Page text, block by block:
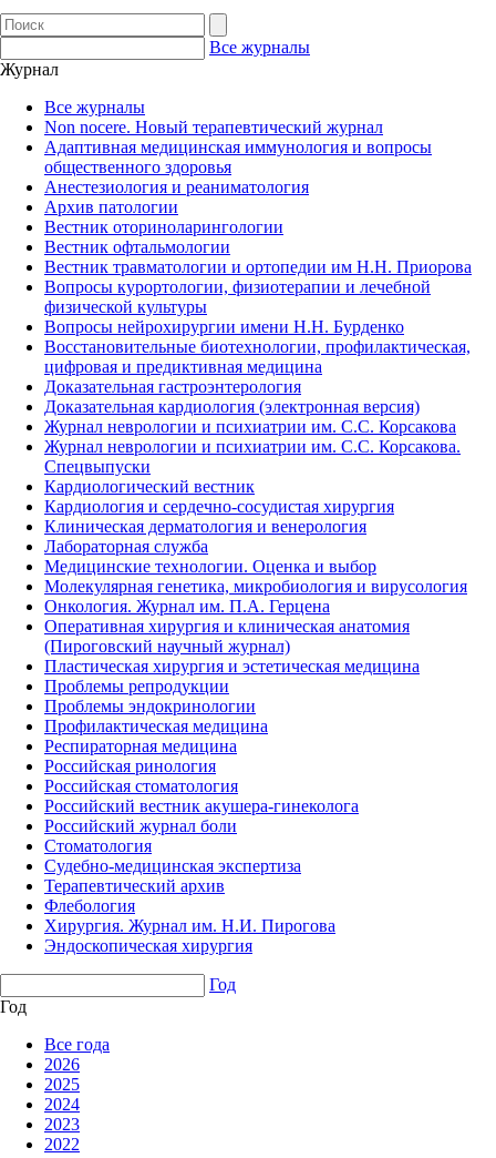
Все журналы
Журнал
Все журналы
Non nocere. Новый терапевтический журнал
Адаптивная медицинская иммунология и вопросы
общественного здоровья
Анестезиология и реаниматология
Архив патологии
Вестник оториноларингологии
Вестник офтальмологии
Вестник травматологии и ортопедии им Н.Н. Приорова
Вопросы курортологии, физиотерапии и лечебной
физической культуры
Вопросы нейрохирургии имени Н.Н. Бурденко
Восстановительные биотехнологии, профилактическая,
цифровая и предиктивная медицина
Доказательная гастроэнтерология
Доказательная кардиология (электронная версия)
Журнал неврологии и психиатрии им. С.С. Корсакова
Журнал неврологии и психиатрии им. С.С. Корсакова.
Спецвыпуски
Кардиологический вестник
Кардиология и сердечно-сосудистая хирургия
Клиническая дерматология и венерология
Лабораторная служба
Медицинские технологии. Оценка и выбор
Молекулярная генетика, микробиология и вирусология
Онкология. Журнал им. П.А. Герцена
Оперативная хирургия и клиническая анатомия
(Пироговский научный журнал)
Пластическая хирургия и эстетическая медицина
Проблемы репродукции
Проблемы эндокринологии
Профилактическая медицина
Респираторная медицина
Российская ринология
Российская стоматология
Российский вестник акушера-гинеколога
Российский журнал боли
Стоматология
Судебно-медицинская экспертиза
Терапевтический архив
Флебология
Хирургия. Журнал им. Н.И. Пирогова
Эндоскопическая хирургия
Год
Год
Все года
2026
2025
2024
2023
2022